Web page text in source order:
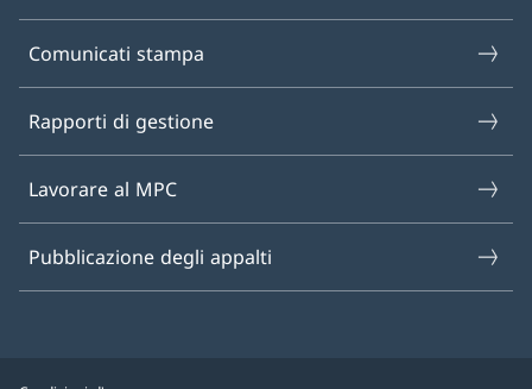
Comunicati stampa
Rapporti di gestione
Lavorare al MPC
Pubblicazione degli appalti